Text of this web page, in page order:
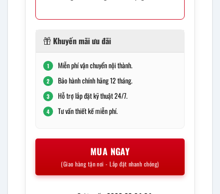
Khuyến mãi ưu đãi
1 Miễn phí vận chuyển nội thành.
2 Bảo hành chính hãng 12 tháng.
3 Hỗ trợ lắp đặt kỹ thuật 24/7.
4 Tư vấn thiết kế miễn phí.
MUA NGAY
(Giao hàng tận nơi - Lắp đặt nhanh chóng)